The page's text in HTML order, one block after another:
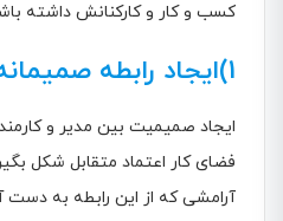
کسب و کار و کارکنانش داشته
1)ایجاد رابطه صمیمانه
ایجاد صمیمیت بین مدیر و
فضای کار اعتماد متقابل شکل
آرامشی که از این رابطه به دست